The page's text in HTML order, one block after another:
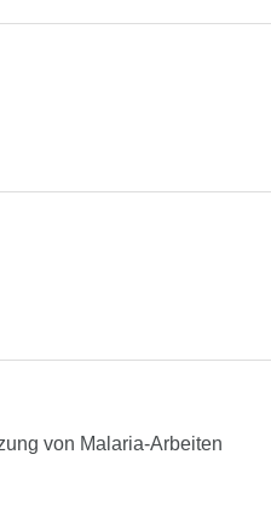
von Malaria-Arbeiten